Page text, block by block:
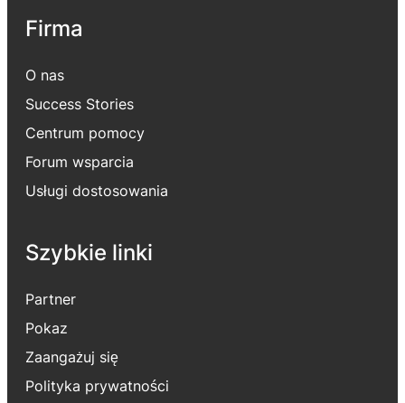
Firma
O nas
Success Stories
Centrum pomocy
Forum wsparcia
Usługi dostosowania
Szybkie linki
Partner
Pokaz
Zaangażuj się
Polityka prywatności